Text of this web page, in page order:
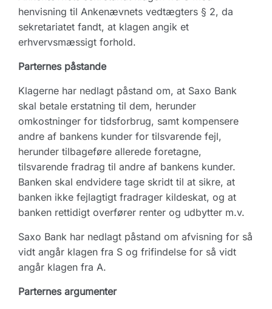
henvisning til Ankenævnets vedtægters § 2, da
sekretariatet fandt, at klagen angik et
erhvervsmæssigt forhold.
Parternes påstande
Klagerne har nedlagt påstand om, at Saxo Bank
skal betale erstatning til dem, herunder
omkostninger for tidsforbrug, samt kompensere
andre af bankens kunder for tilsvarende fejl,
herunder tilbageføre allerede foretagne,
tilsvarende fradrag til andre af bankens kunder.
Banken skal endvidere tage skridt til at sikre, at
banken ikke fejlagtigt fradrager kildeskat, og at
banken rettidigt overfører renter og udbytter m.v.
Saxo Bank har nedlagt påstand om afvisning for så
vidt angår klagen fra S og frifindelse for så vidt
angår klagen fra A.
Parternes argumenter